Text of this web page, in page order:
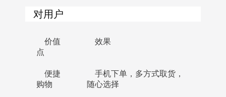
对用户
价值
点
效果
便捷
购物
手机下单，多方式取货，
随心选择